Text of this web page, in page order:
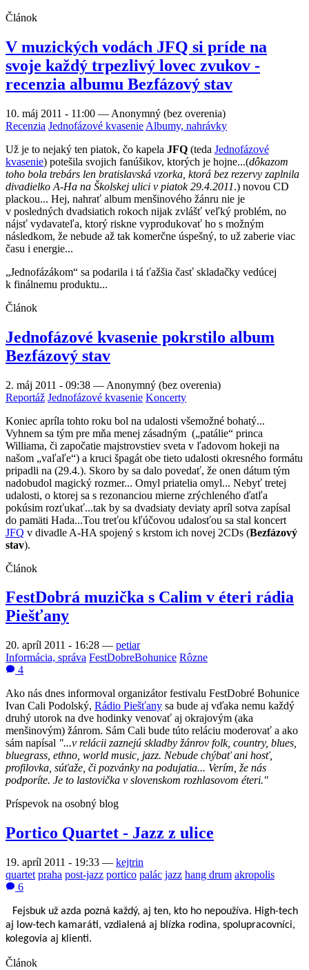
Článok
V muzických vodách JFQ si príde na
svoje každý trpezlivý lovec zvukov -
recenzia albumu Bezfázový stav
10. máj 2011 - 11:00 — Anonymný (bez overenia)
Recenzia Jednofázové kvasenie Albumy, nahrávky
Už je to nejaký ten piatok, čo kapela JFQ (teda Jednofázové
kvasenie) potešila svojich fanúšikov, ktorých je hojne...(dôkazom
toho bola trebárs len bratislavská vzorka, ktorá bez rezervy zaplnila
divadielko A-Ha na Školskej ulici v piatok 29.4.2011.) novou CD
plackou... Hej, nahrať album menšinového žánru nie je
v posledných dvadsiatich rokoch nijak zvlášť veľký problém, no
nájsť vydavateľa, ktorý riskne vyprodukovať ho s možným
následkom, že nebude až tak komerčne úspešný, to už zaberie viac
času i energie...
„Jednofázákom“ sa podarila i tá ťažšia časť skladačky vedúcej
k finálnemu produktu...
Článok
Jednofázové kvasenie pokrstilo album
Bezfázový stav
2. máj 2011 - 09:38 — Anonymný (bez overenia)
Reportáž Jednofázové kvasenie Koncerty
Koniec apríla tohto roku bol na udalosti všemožné bohatý...
Vyhnem sa tým pre mňa menej zásadným („patálie“ princa
Williama, či započatie majstrovstiev sveta v ľadovom hokeji na
našom „vaľaľe“) a kruci špagát obe tieto udalosti okresného formátu
pripadli na (29.4.). Skoro by sa dalo povedať, že onen dátum tým
nadobudol magický rozmer... Omyl priatelia omyl... Nebyť tretej
udalosti, o ktorej sa s rezonanciou mierne zrýchleného ďatľa
pokúsim rozťukať...tak by sa dvadsiaty deviaty apríl sotva zapísal
do pamäti Hada...Tou treťou kľúčovou udalosťou sa stal koncert
JFQ v divadle A-HA spojený s krstom ich novej 2CDs (Bezfázový
stav).
Článok
FestDobrá muzička s Calim v éteri rádia
Piešťany
20. apríl 2011 - 16:28 — petiar
Informácia, správa FestDobreBohunice Rôzne
4
Ako nás dnes informoval organizátor festivalu FestDobré Bohunice
Ivan Cali Podolský, Rádio Piešťany sa bude aj vďaka nemu každý
druhý utorok na dve hodinky venovať aj okrajovým (aka
menšinovým) žánrom. Sám Cali bude túto reláciu moderovať a ako
sám napísal "...v relácii zaznejú skladby žánrov folk, country, blues,
bluegrass, ethno, world music, jazz. Nebude chýbať ani hosť,
profilovka, súťaže, či pozvánky na podujatia... Verím, že nás
podporíte. Je to lastovička v slovenskom rozhlasovom éteri."
Príspevok na osobný blog
Portico Quartet - Jazz z ulice
19. apríl 2011 - 19:33 — kejtrin
quartet praha post-jazz portico palác jazz hang drum akropolis
6
Fejsbuk už azda pozná každý, aj ten, kto ho nepoužíva. High-tech
aj low-tech kamaráti, vzdialená aj blízka rodina, spolupracovníci,
kolegovia aj klienti.
Článok